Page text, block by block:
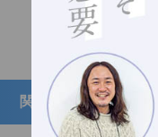
関連記事一覧